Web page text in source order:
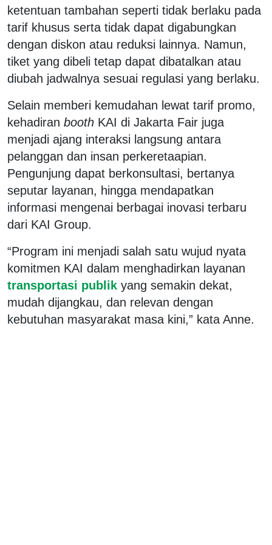
ketentuan tambahan seperti tidak berlaku pada
tarif khusus serta tidak dapat digabungkan
dengan diskon atau reduksi lainnya. Namun,
tiket yang dibeli tetap dapat dibatalkan atau
diubah jadwalnya sesuai regulasi yang berlaku.
Selain memberi kemudahan lewat tarif promo,
kehadiran booth KAI di Jakarta Fair juga
menjadi ajang interaksi langsung antara
pelanggan dan insan perkeretaapian.
Pengunjung dapat berkonsultasi, bertanya
seputar layanan, hingga mendapatkan
informasi mengenai berbagai inovasi terbaru
dari KAI Group.
“Program ini menjadi salah satu wujud nyata
komitmen KAI dalam menghadirkan layanan
transportasi publik yang semakin dekat,
mudah dijangkau, dan relevan dengan
kebutuhan masyarakat masa kini,” kata Anne.